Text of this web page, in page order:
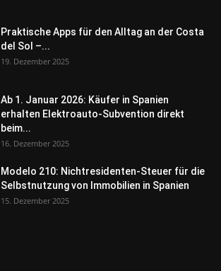
Praktische Apps für den Alltag an der Costa
del Sol –...
19. Dezember 2025
Ab 1. Januar 2026: Käufer in Spanien
erhalten Elektroauto-Subvention direkt
beim...
16. Dezember 2025
Modelo 210: Nichtresidenten-Steuer für die
Selbstnutzung von Immobilien in Spanien
15. Dezember 2025